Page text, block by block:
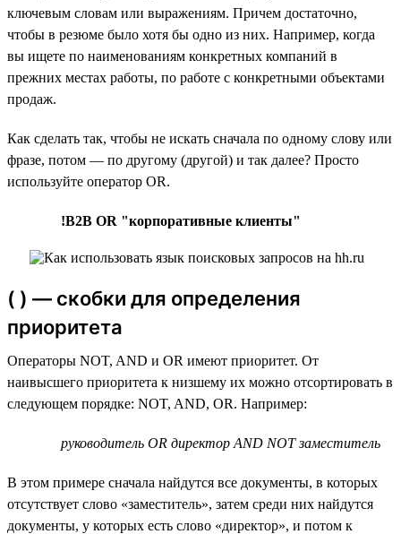
ключевым словам или выражениям. Причем достаточно,
чтобы в резюме было хотя бы одно из них. Например, когда
вы ищете по наименованиям конкретных компаний в
прежних местах работы, по работе с конкретными объектами
продаж.
Как сделать так, чтобы не искать сначала по одному слову или
фразе, потом — по другому (другой) и так далее? Просто
используйте оператор OR.
!B2B OR "корпоративные клиенты"
( ) — скобки для определения
приоритета
Операторы NOT, AND и OR имеют приоритет. От
наивысшего приоритета к низшему их можно отсортировать в
следующем порядке: NOT, AND, OR. Например:
руководитель OR директор AND NOT заместитель
В этом примере сначала найдутся все документы, в которых
отсутствует слово «заместитель», затем среди них найдутся
документы, у которых есть слово «директор», и потом к